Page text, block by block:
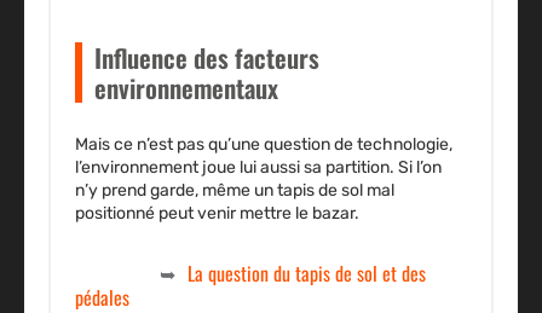
Influence des facteurs
environnementaux
Mais ce n’est pas qu’une question de technologie,
l’environnement joue lui aussi sa partition. Si l’on
n’y prend garde, même un tapis de sol mal
positionné peut venir mettre le bazar.
La question du tapis de sol et des
pédales